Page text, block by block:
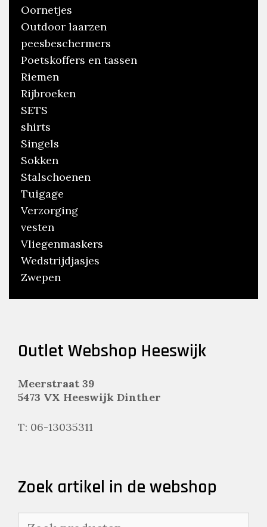
Oornetjes
Outdoor laarzen
peesbeschermers
Poetskoffers en tassen
Riemen
Rijbroeken
SETS
shirts
Singels
Sokken
Stalschoenen
Tuigage
Verzorging
vesten
Vliegenmaskers
Wedstrijdjasjes
Zwepen
Outlet Webshop Heeswijk
Meerstraat 39
5473 VX Heeswijk Dinther
T: 06-13035311
Zoek artikel in de webshop